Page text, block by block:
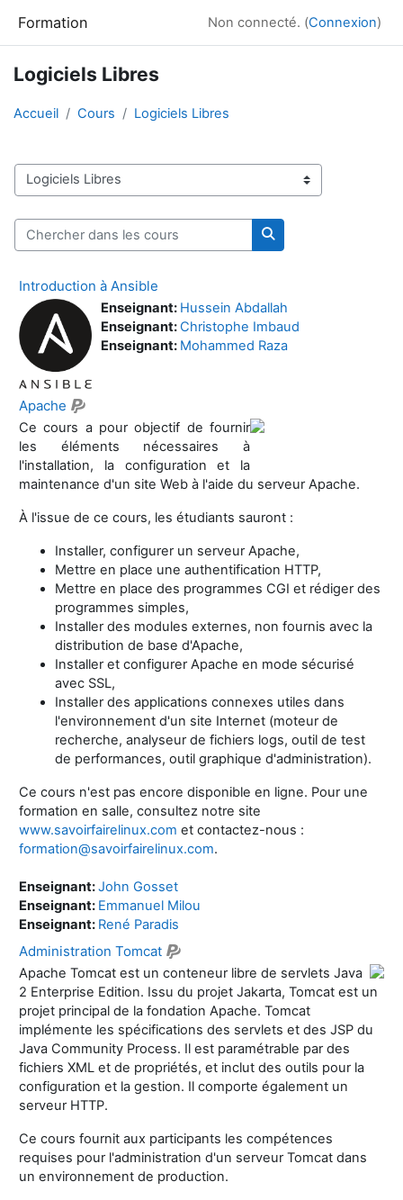
Formation Non connecté. (Connexion)
Logiciels Libres
Accueil Cours Logiciels Libres
Catégories de cours
Chercher dans les cours
Chercher dans les
Introduction à Ansible
Enseignant: Hussein Abdallah
Enseignant:Christophe Imbaud
Enseignant: Mohammed Raza
Apache
Ce cours a pour objectif de fournir
les éléments nécessaires à
l'installation, la configuration et la
maintenance d'un site Web à l'aide du serveur Apache.
À l'issue de ce cours, les étudiants sauront :
Installer, configurer un serveur Apache,
Mettre en place une authentification HTTP,
Mettre en place des programmes CGI et rédiger des
programmes simples,
Installer des modules externes, non fournis avec la
distribution de base d'Apache,
Installer et configurer Apache en mode sécurisé
avec SSL,
Installer des applications connexes utiles dans
l'environnement d'un site Internet (moteur de
recherche, analyseur de fichiers logs, outil de test
de performances, outil graphique d'administration).
Ce cours n'est pas encore disponible en ligne. Pour une
formation en salle, consultez notre site
www.savoirfairelinux.com et contactez-nous :
formation@savoirfairelinux.com.
Enseignant:John Gosset
Enseignant: Emmanuel Milou
Enseignant: René Paradis
Administration Tomcat
Apache Tomcat est un conteneur libre de servlets Java
2 Enterprise Edition. Issu du projet Jakarta, Tomcat est un
projet principal de la fondation Apache. Tomcat
implémente les spécifications des servlets et des JSP du
Java Community Process. Il est paramétrable par des
fichiers XML et de propriétés, et inclut des outils pour la
configuration et la gestion. Il comporte également un
serveur HTTP.
Ce cours fournit aux participants les compétences
requises pour l'administration d'un serveur Tomcat dans
un environnement de production.